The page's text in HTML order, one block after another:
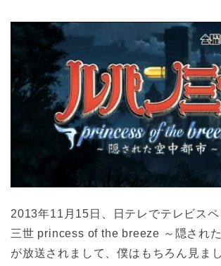
2013年11月15日、日テレでテレビス
三世 princess of the breeze ～隠された
が放送されまして、僕はもちろん見ま